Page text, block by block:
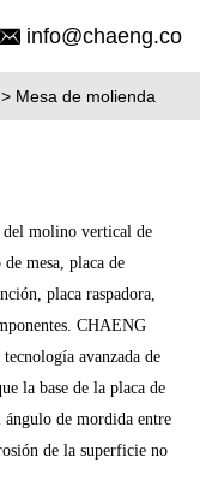
info@chaeng.co
> Mesa de molienda
del molino vertical de
mesa, placa de
placa raspadora,
CHAENG
avanzada de
la base de la placa de
ángulo de mordida entre
de la superficie no